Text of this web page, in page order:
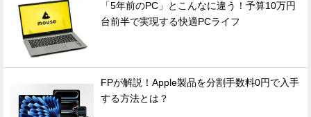
「5年前のPC」とこんなに違う！予算10万円
台前半で実現する快適PCライフ
FPが解説！Apple製品を分割手数料0円で入手
する方法とは？